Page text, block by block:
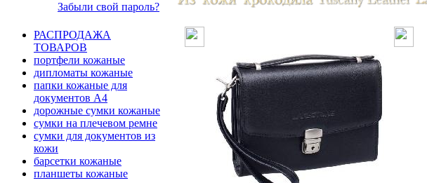
Забыли свой пароль?
РАСПРОДАЖА
ТОВАРОВ
портфели кожаные
дипломаты кожаные
папки кожаные для
документов А4
дорожные сумки кожаные
сумки на плечевом ремне
сумки для документов из
кожи
барсетки кожаные
планшеты кожаные